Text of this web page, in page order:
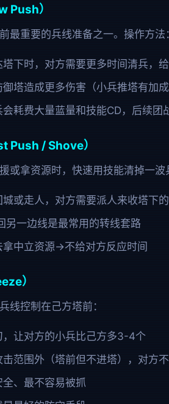
Push）
最重要的兵线准备之一。操作方
下时，对方需要更多时间清兵，
塔造成更多伤害（小兵推塔有加成
耗费大量蓝量和技能CD，后续团
Push / Shove）
或拿资源时，快速用技能清掉一波
或走人，对方需要派人来收塔下
另一边线是最常用的转线套路
拿中立资源→不给对方反应时间
）
线控制在己方塔前：
，让对方的小兵比己方多3-4个
范围外（塔前但不进塔），对方
、最不容易被抓